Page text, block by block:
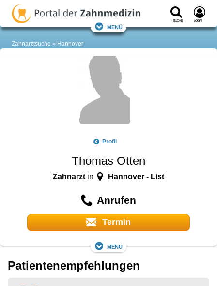
Suche Login
Menü
Zahnarztsuche Hannover
Profil
Thomas Otten
Zahnarzt in Hannover - List
Anrufen
Termin
Menü
Patientenempfehlungen